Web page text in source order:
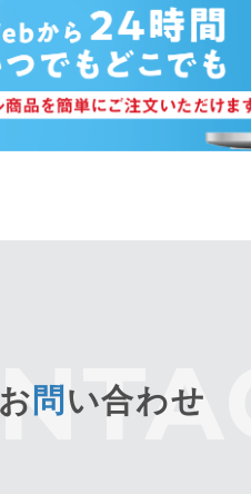
お 問 い合わせ